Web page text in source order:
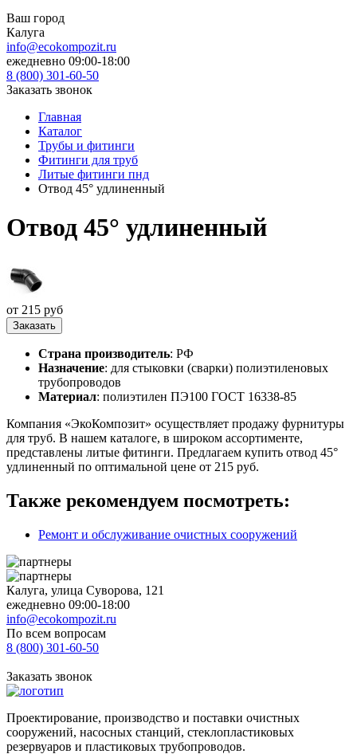
Ваш город
Калуга
info@ecokompozit.ru
ежедневно 09:00-18:00
8 (800) 301-60-50
Заказать звонок
Главная
Каталог
Трубы и фитинги
Фитинги для труб
Литые фитинги пнд
Отвод 45° удлиненный
Отвод 45° удлиненный
от 215 руб
Заказать
Страна производитель: РФ
Назначение: для стыковки (сварки) полиэтиленовых
трубопроводов
Материал: полиэтилен ПЭ100 ГОСТ 16338-85
Компания «ЭкоКомпозит» осуществляет продажу фурнитуры
для труб. В нашем каталоге, в широком ассортименте,
представлены литые фитинги. Предлагаем купить отвод 45°
удлиненный по оптимальной цене от 215 руб.
Также рекомендуем посмотреть:
Ремонт и обслуживание очистных сооружений
Калуга, улица Суворова, 121
ежедневно 09:00-18:00
info@ecokompozit.ru
По всем вопросам
8 (800) 301-60-50
Заказать звонок
Проектирование, производство и поставки очистных
сооружений, насосных станций, стеклопластиковых
резервуаров и пластиковых трубопроводов.